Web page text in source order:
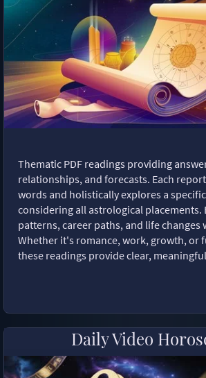
Thematic PDF readings providing
relationships, and forecasts. Each
words and holistically explores a
considering all astrological placements.
patterns, career paths, and life changes
Whether it's romance, work, growth, or
these readings provide clear,
Daily Video